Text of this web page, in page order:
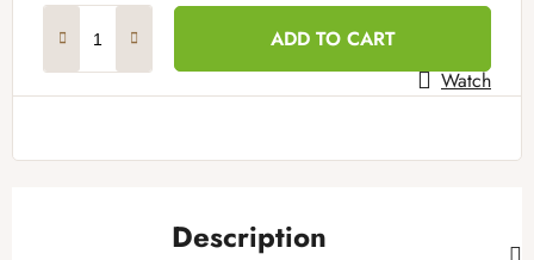
ADD TO CART
Watch
Description